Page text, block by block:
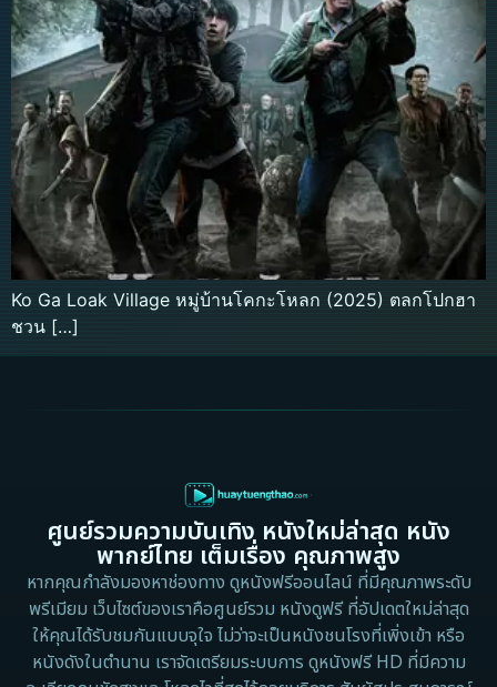
Ko Ga Loak Village หมู่บ้านโคกะโหลก (2025) ตลกโปกฮา
ชวน […]
ศูนย์รวมความบันเทิง หนังใหม่ล่าสุด หนัง
พากย์ไทย เต็มเรื่อง คุณภาพสูง
หากคุณกำลังมองหาช่องทาง ดูหนังฟรีออนไลน์ ที่มีคุณภาพระดับ
พรีเมียม เว็บไซต์ของเราคือศูนย์รวม หนังดูฟรี ที่อัปเดตใหม่ล่าสุด
ให้คุณได้รับชมกันแบบจุใจ ไม่ว่าจะเป็นหนังชนโรงที่เพิ่งเข้า หรือ
หนังดังในตำนาน เราจัดเตรียมระบบการ ดูหนังฟรี HD ที่มีความ